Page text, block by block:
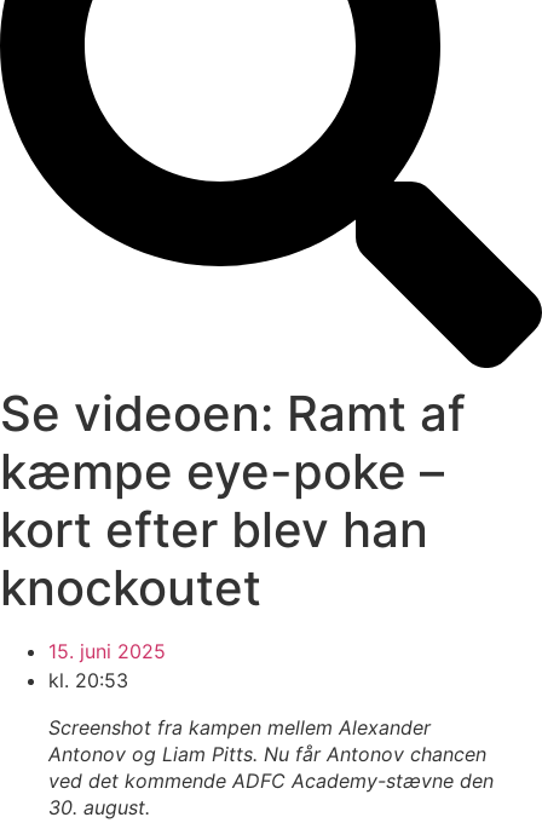
Se videoen: Ramt af
kæmpe eye-poke –
kort efter blev han
knockoutet
15. juni 2025
kl. 20:53
Screenshot fra kampen mellem Alexander
Antonov og Liam Pitts. Nu får Antonov chancen
ved det kommende ADFC Academy-stævne den
30. august.